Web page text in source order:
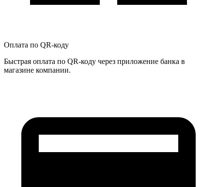
Оплата по QR-коду
Быстрая оплата по QR-коду через приложение банка в
магазине компании.